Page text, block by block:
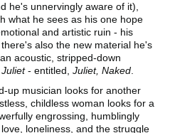
he's unnervingly aware of it),
what he sees as his one hope
and artistic ruin - his
also the new material he's
acoustic, stripped-down
Juliet- entitled, Juliet, Naked
up musician looks for another
childless woman looks for a
engrossing, humblingly
loneliness, and the struggle